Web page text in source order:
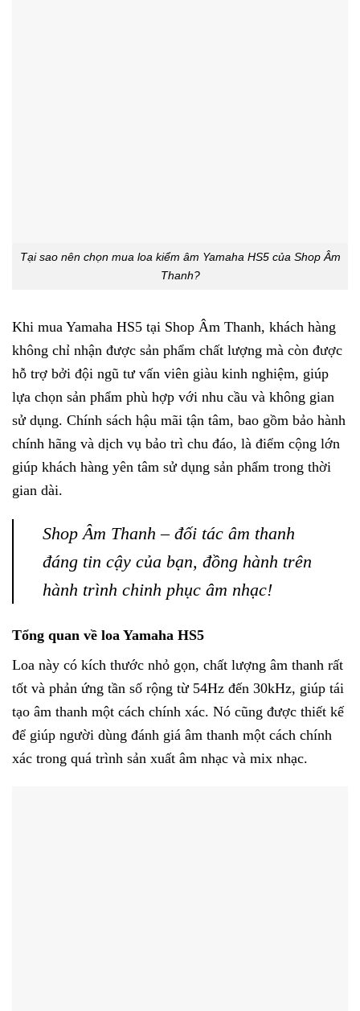
Tại sao nên chọn mua loa kiểm âm Yamaha HS5 của Shop Âm
Thanh?
Khi mua Yamaha HS5 tại Shop Âm Thanh, khách hàng
không chỉ nhận được sản phẩm chất lượng mà còn được
hỗ trợ bởi đội ngũ tư vấn viên giàu kinh nghiệm, giúp
lựa chọn sản phẩm phù hợp với nhu cầu và không gian
sử dụng. Chính sách hậu mãi tận tâm, bao gồm bảo hành
chính hãng và dịch vụ bảo trì chu đáo, là điểm cộng lớn
giúp khách hàng yên tâm sử dụng sản phẩm trong thời
gian dài.
Shop Âm Thanh – đối tác âm thanh
đáng tin cậy của bạn, đồng hành trên
hành trình chinh phục âm nhạc!
Tổng quan về loa Yamaha HS5
Loa này có kích thước nhỏ gọn, chất lượng âm thanh rất
tốt và phản ứng tần số rộng từ 54Hz đến 30kHz, giúp tái
tạo âm thanh một cách chính xác. Nó cũng được thiết kế
để giúp người dùng đánh giá âm thanh một cách chính
xác trong quá trình sản xuất âm nhạc và mix nhạc.